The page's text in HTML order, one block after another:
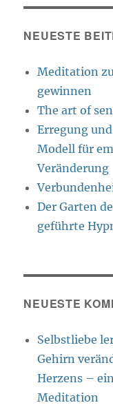
NEUESTE
Meditation
gewinnen
The art of
Erregung
Modell für
Veränderung
Der Garten
geführte
NEUESTE
Selbstliebe
Gehirn
Herzens –
Meditation